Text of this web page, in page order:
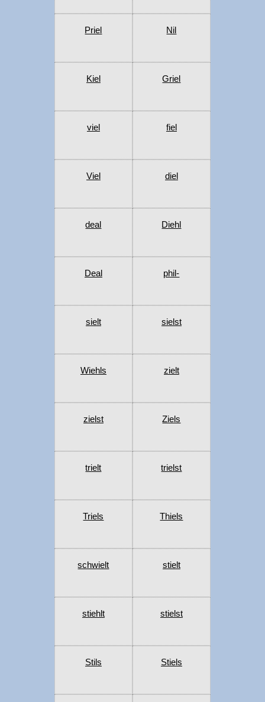
Priel Nil
Kiel Griel
viel fiel
Viel diel
deal Diehl
Deal phil-
sielt sielst
Wiehls zielt
zielst Ziels
trielt trielst
Triels Thiels
schwielt stielt
stiehlt stielst
Stils Stiels